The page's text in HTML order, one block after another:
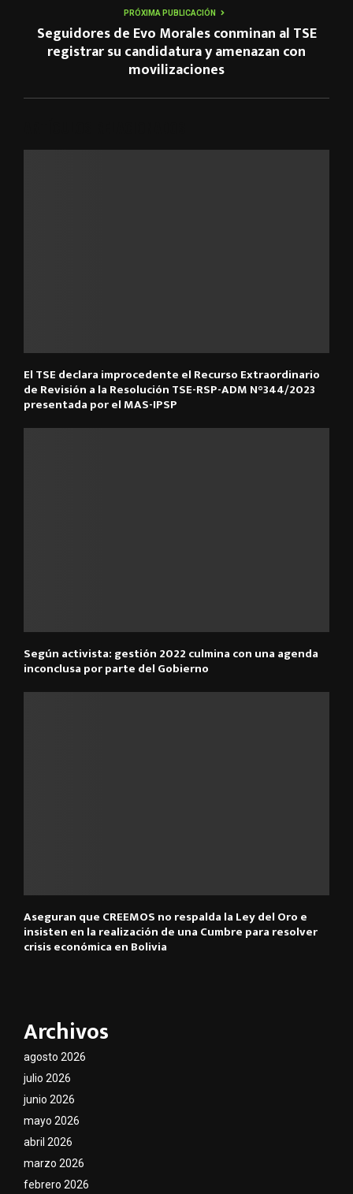
PRÓXIMA PUBLICACIÓN
Seguidores de Evo Morales conminan al TSE
registrar su candidatura y amenazan con
movilizaciones
El TSE declara improcedente el Recurso Extraordinario
de Revisión a la Resolución TSE-RSP-ADM N°344/2023
presentada por el MAS-IPSP
Según activista: gestión 2022 culmina con una agenda
inconclusa por parte del Gobierno
Aseguran que CREEMOS no respalda la Ley del Oro e
insisten en la realización de una Cumbre para resolver
crisis económica en Bolivia
Archivos
agosto 2026
julio 2026
junio 2026
mayo 2026
abril 2026
marzo 2026
febrero 2026